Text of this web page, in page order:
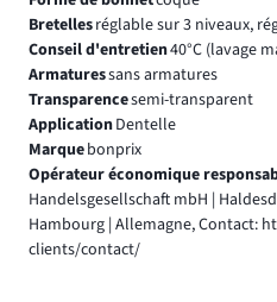
Bretellesréglable sur 3 niveaux,
Conseil d'entretien40°C (lavage
Armaturessans armatures
Transparencesemi-transparent
ApplicationDentelle
Marquebonprix
Opérateur économique
Handelsgesellschaft mbH |
Hambourg | Allemagne, Contact:
clients/contact/